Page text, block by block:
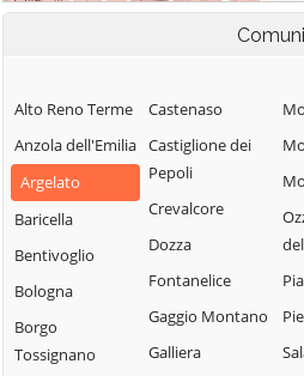
Comuni
Alto Reno Terme
Anzola dell'Emilia
Argelato
Baricella
Bentivoglio
Bologna
Borgo
Tossignano
Castenaso
Castiglione dei
Pepoli
Crevalcore
Dozza
Fontanelice
Gaggio Montano
Galliera